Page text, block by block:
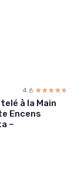
4.6 ☆☆☆☆☆
★★★★★
à la Main
Encens
–